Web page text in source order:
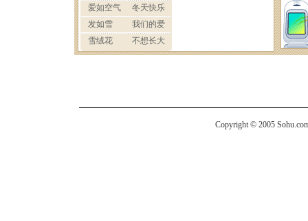
Copyright © 2005